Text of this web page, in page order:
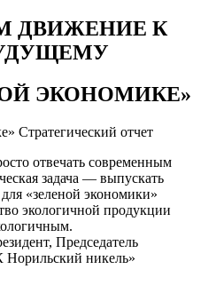
ДВИЖЕНИЕ К
ЭКОНОМИКЕ»
Стратегический отчет
отвечать современным
задача — выпускать
«зеленой экономики»
экологичной продукции
Председатель
никель»